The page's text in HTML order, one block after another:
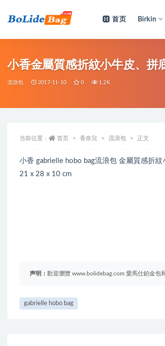
首页 Birkin
小香金屬質感折紋小牛皮、拼
流浪包 2017-11-10 0 1.2K
当前位置： 首页 香奈兒 流浪包 正文
小香 gabrielle hobo bag流浪包 金屬質感折
21 x 28 x 10 cm
声明： 歡迎瀏覽 www.bolidebag.com 愛馬仕鉑金包
gabrielle hobo bag